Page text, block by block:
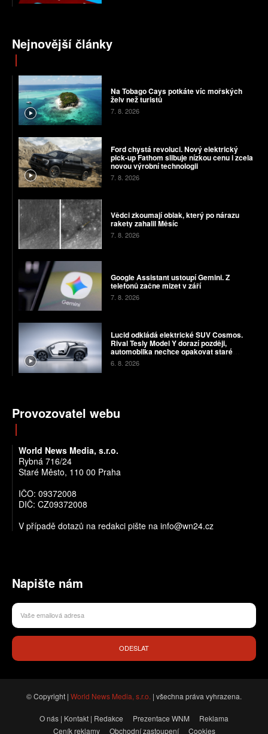
Nejnovější články
Na Tobago Cays potkáte víc mořských
želv než turistů
7. 8. 2026
Ford chystá revoluci. Nový elektrický
pick-up Fathom slibuje nízkou cenu i zcela
novou výrobní technologii
7. 8. 2026
Vědci zkoumají oblak, který po nárazu
rakety zahalil Měsíc
7. 8. 2026
Google Assistant ustoupí Gemini. Z
telefonů začne mizet v září
7. 8. 2026
Lucid odkládá elektrické SUV Cosmos.
Rival Tesly Model Y dorazí později,
automobilka nechce opakovat staré
chyby
6. 8. 2026
Provozovatel webu
World News Media, s.r.o.
Rybná 716/24
Staré Město, 110 00 Praha
IČO: 09372008
DIČ: CZ09372008
V případě dotazů na redakci pište na info@wn24.cz
Napište nám
ODESLAT
© Copyright | World News Media, s.r.o. | všechna práva vyhrazena.
O nás | Kontakt | Redakce Prezentace WNM
Reklama
Ceník reklamy
Obchodní zastoupení Cookies